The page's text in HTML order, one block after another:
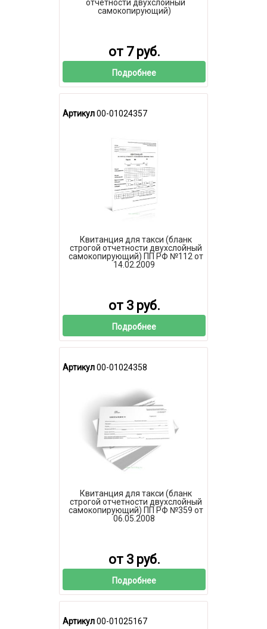
отчетности двухслойный
самокопирующий)
от 7 руб.
Подробнее
Артикул00-01024357
Квитанция для такси (бланк
строгой отчетности двухслойный
самокопирующий) ПП РФ №112 от
14.02.2009
от 3 руб.
Подробнее
Артикул00-01024358
Квитанция для такси (бланк
строгой отчетности двухслойный
самокопирующий) ПП РФ №359 от
06.05.2008
от 3 руб.
Подробнее
Артикул00-01025167